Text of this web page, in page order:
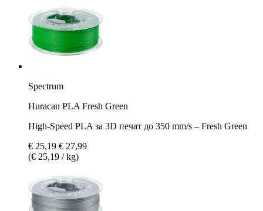
Spectrum
Huracan PLA Fresh Green
High-Speed PLA за 3D печат до 350 mm/s – Fresh Green
€ 25,19 € 27,99
(€ 25,19 / kg)